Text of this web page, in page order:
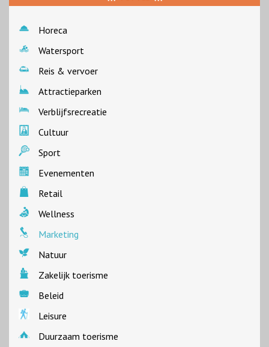
Horeca
Watersport
Reis & vervoer
Attractieparken
Verblijfsrecreatie
Cultuur
Sport
Evenementen
Retail
Wellness
Marketing
Natuur
Zakelijk toerisme
Beleid
Leisure
Duurzaam toerisme